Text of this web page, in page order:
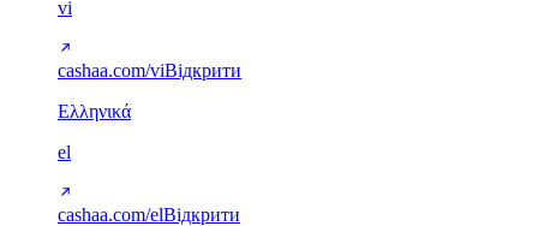
vi
cashaa.com/viВідкрити
Ελληνικά
el
cashaa.com/elВідкрити